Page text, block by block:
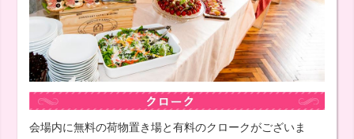
会場内に無料の荷物置き場と有料のクロークがございま